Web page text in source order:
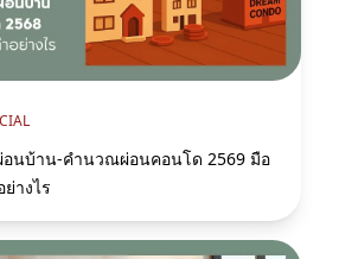
อนบ้าน-คำนวณผ่อนคอนโด 2569 มือ
างไร